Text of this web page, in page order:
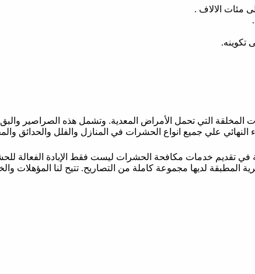
مئات الالاف .
تكوينه.
التي تحمل الأمراض المعدية. وتشمل هذه الصراصير والبق
علي جميع انواع الحشرات في المنازل والفلل والحدائق
في تقديم خدمات مكافحة الحشرات ليست فقط الإبادة الفعالة
لديها مجموعة كاملة من التصاريح. تتيح لنا المؤهلات